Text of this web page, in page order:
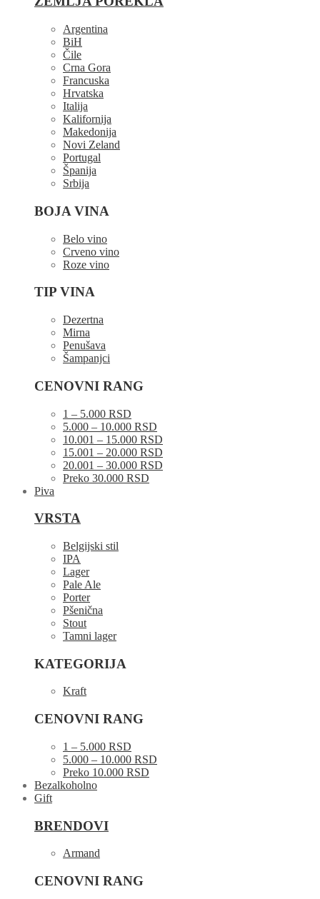
Argentina
BiH
Čile
Crna Gora
Francuska
Hrvatska
Italija
Kalifornija
Makedonija
Novi Zeland
Portugal
Španija
Srbija
BOJA VINA
Belo vino
Crveno vino
Roze vino
TIP VINA
Dezertna
Mirna
Penušava
Šampanjci
CENOVNI RANG
1 – 5.000 RSD
5.000 – 10.000 RSD
10.001 – 15.000 RSD
15.001 – 20.000 RSD
20.001 – 30.000 RSD
Preko 30.000 RSD
Piva
VRSTA
Belgijski stil
IPA
Lager
Pale Ale
Porter
Pšenična
Stout
Tamni lager
KATEGORIJA
Kraft
CENOVNI RANG
1 – 5.000 RSD
5.000 – 10.000 RSD
Preko 10.000 RSD
Bezalkoholno
Gift
BRENDOVI
Armand
CENOVNI RANG